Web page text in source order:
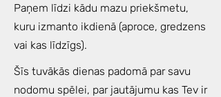
Paņem līdzi kādu mazu priekšmetu,
kuru izmanto ikdienā (aproce, gredzens
vai kas līdzīgs).
Šīs tuvākās dienas padomā par savu
nodomu spēlei, par jautājumu kas Tev ir